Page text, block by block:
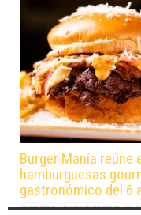
Burger Manía reúne
hamburguesas
gastronómico del 6